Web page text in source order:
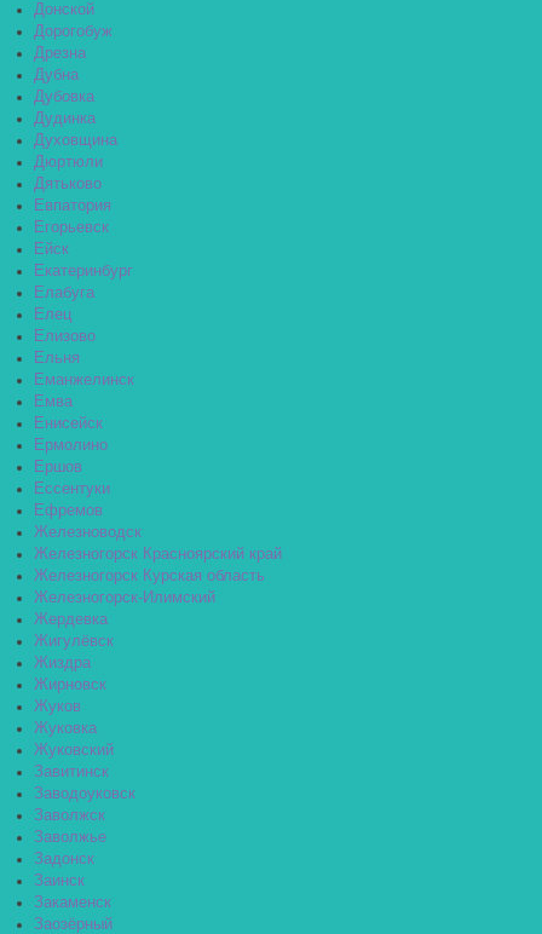
Донской
Дорогобуж
Дрезна
Дубна
Дубовка
Дудинка
Духовщина
Дюртюли
Дятьково
Евпатория
Егорьевск
Ейск
Екатеринбург
Елабуга
Елец
Елизово
Ельня
Еманжелинск
Емва
Енисейск
Ермолино
Ершов
Ессентуки
Ефремов
Железноводск
Железногорск Красноярский край
Железногорск Курская область
Железногорск-Илимский
Жердевка
Жигулёвск
Жиздра
Жирновск
Жуков
Жуковка
Жуковский
Завитинск
Заводоуковск
Заволжск
Заволжье
Задонск
Заинск
Закаменск
Заозёрный